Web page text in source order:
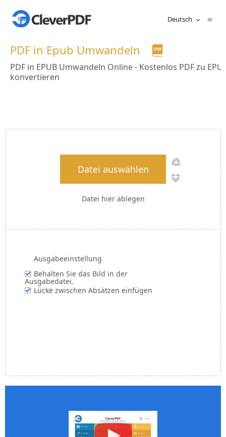
Deutsch
PDF in Epub Umwandeln
PDF in EPUB Umwandeln Online - Kostenlos PDF zu
konvertieren
Datei auswählen
Datei hier ablegen
Ausgabeeinstellung
Behalten Sie das Bild in der
Ausgabedatei.
Lücke zwischen Absätzen einfügen